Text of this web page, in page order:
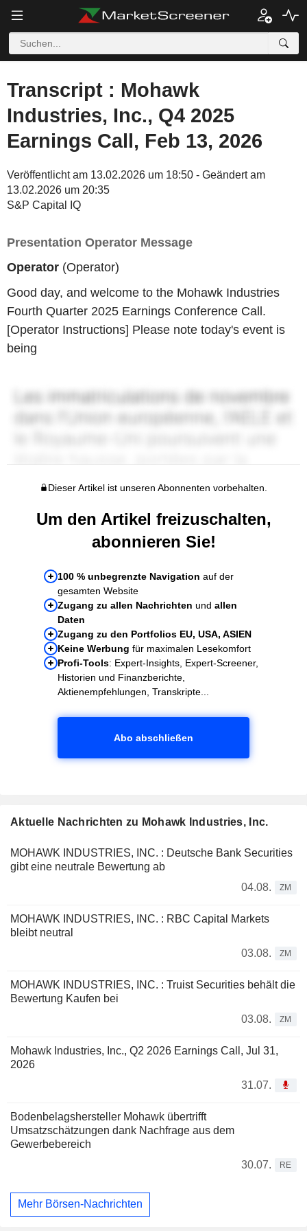
Transcript : Mohawk
Industries, Inc., Q4 2025
Earnings Call, Feb 13, 2026
Veröffentlicht am 13.02.2026 um 18:50 - Geändert am
13.02.2026 um 20:35
S&P Capital IQ
Presentation Operator Message
Operator (Operator)
Good day, and welcome to the Mohawk Industries
Fourth Quarter 2025 Earnings Conference Call.
[Operator Instructions] Please note today's event is
being
Dieser Artikel ist unseren Abonnenten vorbehalten.
Um den Artikel freizuschalten,
abonnieren Sie!
100 % unbegrenzte Navigation auf der
gesamten Website
Zugang zu allen Nachrichten und allen
Daten
Zugang zu den Portfolios EU, USA, ASIEN
Keine Werbung für maximalen Lesekomfort
Profi-Tools: Expert-Insights, Expert-Screener,
Historien und Finanzberichte,
Aktienempfehlungen, Transkripte...
Abo abschließen
Aktuelle Nachrichten zu Mohawk Industries, Inc.
MOHAWK INDUSTRIES, INC. : Deutsche Bank Securities
gibt eine neutrale Bewertung ab
04.08.
ZM
MOHAWK INDUSTRIES, INC. : RBC Capital Markets
bleibt neutral
03.08.
ZM
MOHAWK INDUSTRIES, INC. : Truist Securities behält die
Bewertung Kaufen bei
03.08.
ZM
Mohawk Industries, Inc., Q2 2026 Earnings Call, Jul 31,
2026
31.07.
Bodenbelagshersteller Mohawk übertrifft
Umsatzschätzungen dank Nachfrage aus dem
Gewerbebereich
30.07.
RE
Mehr Börsen-Nachrichten